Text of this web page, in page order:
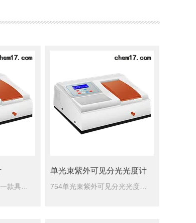
平行浓缩仪厂家的全自动平行浓缩仪是一款高通量、高效率的快速浓缩仪，利用水浴加热、氮气吹扫对样品进行快速浓缩，大屏幕彩色触摸屏控制，浓缩结束后，报警提示，同时可多位并联使用，大支持60通道同时使用，令繁...
723可见分光光度计是一款具有多种大型高级仪器功能的智能型可见分光光度计。仪器具有自动化程度高，功能丰富，可塑性强等特点。随机赠送一份具有多种应用功能的XP-723PCS应用软件您就能得到适合于您个性...
单光束紫外可见分光光度计
754单光束紫外可见分光光度计采用单机操作并结合联机软件可做光谱扫描、动力学测量、DNA蛋白质分析、标准曲线建立等。